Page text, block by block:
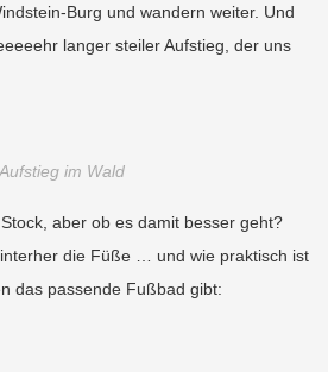
Burg und wandern weiter. Und
langer steiler Aufstieg, der uns
Aufstieg im Wald
aber ob es damit besser geht?
die Füße … und wie praktisch ist
das passende Fußbad gibt: